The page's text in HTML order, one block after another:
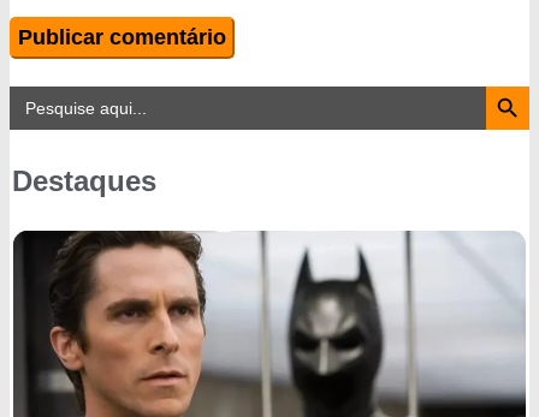
Search
for:
Search Button
Destaques